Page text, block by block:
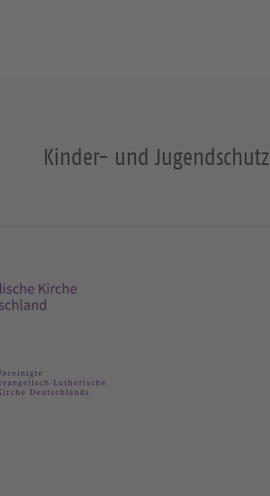
Kinder- und Jugendschutz